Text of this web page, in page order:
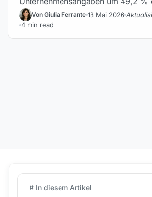
Von Giulia Ferrante 18 Mai 2026
4 min read
# In diesem Artikel